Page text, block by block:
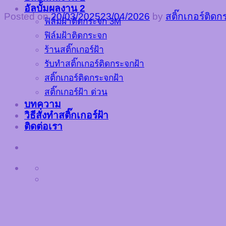
อัลบั้มผลงาน 2
ฟิล์มฝ้าติดกระจก 3M
ฟิล์มฝ้าติดกระจก
ร้านสติ๊กเกอร์ฝ้า
รับทำสติ๊กเกอร์ติดกระจกฝ้า
สติ๊กเกอร์ติดกระจกฝ้า
สติ๊กเกอร์ฝ้า ด่วน
บทความ
วิธีสั่งทำสติ๊กเกอร์ฝ้า
ติดต่อเรา
Posted on20/03/202523/04/2026 by สติ๊กเกอร์ติดก